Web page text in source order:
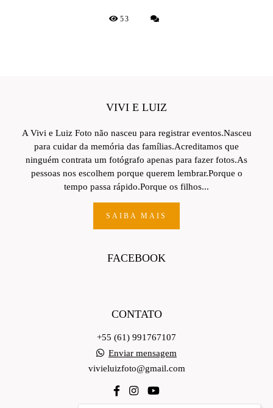
53
VIVI E LUIZ
A Vivi e Luiz Foto não nasceu para registrar eventos.Nasceu
para cuidar da memória das famílias.Acreditamos que
ninguém contrata um fotógrafo apenas para fazer fotos.As
pessoas nos escolhem porque querem lembrar.Porque o
tempo passa rápido.Porque os filhos...
SAIBA MAIS
FACEBOOK
CONTATO
+55 (61) 991767107
Enviar mensagem
vivieluizfoto@gmail.com